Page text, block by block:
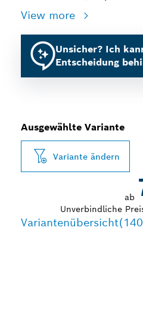
View more
Unsicher? Ich
Entscheidung
Ausgewählte Variante
Variante ändern
ab
Unverbindliche
Variantenübersicht